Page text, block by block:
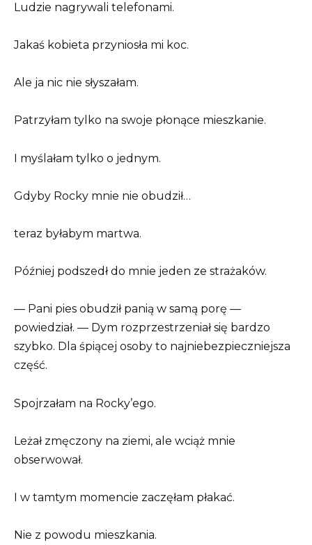
Ludzie nagrywali telefonami.
Jakaś kobieta przyniosła mi koc.
Ale ja nic nie słyszałam.
Patrzyłam tylko na swoje płonące mieszkanie.
I myślałam tylko o jednym.
Gdyby Rocky mnie nie obudził…
teraz byłabym martwa.
Później podszedł do mnie jeden ze strażaków.
— Pani pies obudził panią w samą porę —
powiedział. — Dym rozprzestrzeniał się bardzo
szybko. Dla śpiącej osoby to najniebezpieczniejsza
część.
Spojrzałam na Rocky’ego.
Leżał zmęczony na ziemi, ale wciąż mnie
obserwował.
I w tamtym momencie zaczęłam płakać.
Nie z powodu mieszkania.